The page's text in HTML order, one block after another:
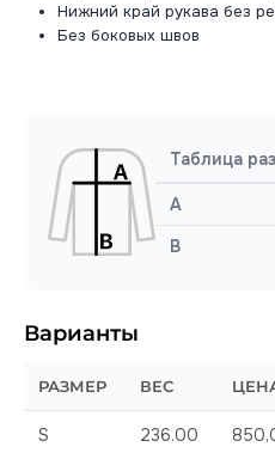
Нижний край рукава без
Без боковых швов
Таблица
A
B
Варианты
РАЗМЕР ВЕС
S 236.00